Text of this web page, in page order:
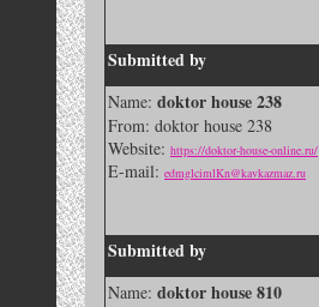
Submitted by
Name: doktor house 238
From: doktor house 238
Website: https://doktor-house-online.ru/
E-mail: edmglcimlKn@kavkazmaz.ru
Submitted by
Name: doktor house 810